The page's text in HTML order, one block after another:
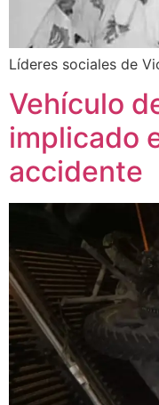
Líderes sociales de
Vehículo
implicado
accidente